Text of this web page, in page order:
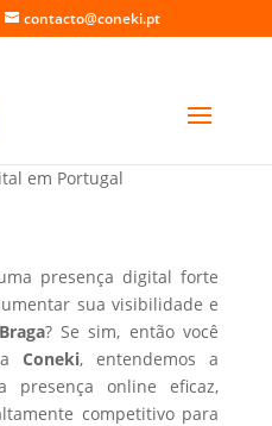
contacto@coneki.pt
em Braga
em Portugal
presença digital forte
sua visibilidade e
? Se sim, então você
Coneki, entendemos a
presença online eficaz,
competitivo para